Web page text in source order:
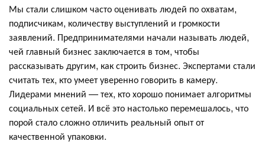
Мы стали слишком часто оценивать людей по охватам,
подписчикам, количеству выступлений и громкости
заявлений. Предпринимателями начали называть людей,
чей главный бизнес заключается в том, чтобы
рассказывать другим, как строить бизнес. Экспертами стали
считать тех, кто умеет уверенно говорить в камеру.
Лидерами мнений — тех, кто хорошо понимает алгоритмы
социальных сетей. И всё это настолько перемешалось, что
порой стало сложно отличить реальный опыт от
качественной упаковки.